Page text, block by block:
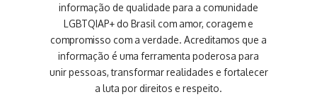
informação de qualidade para a comunidade
LGBTQIAP+ do Brasil com amor, coragem e
compromisso com a verdade. Acreditamos que a
informação é uma ferramenta poderosa para
unir pessoas, transformar realidades e fortalecer
a luta por direitos e respeito.